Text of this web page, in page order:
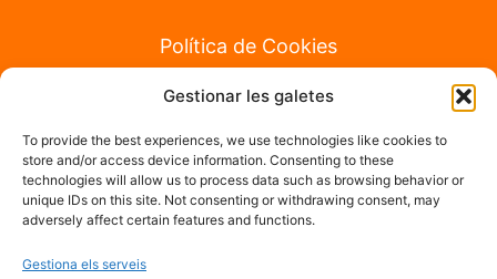
Gestionar les galetes
To provide the best experiences, we use technologies like cookies to
store and/or access device information. Consenting to these
technologies will allow us to process data such as browsing behavior or
unique IDs on this site. Not consenting or withdrawing consent, may
adversely affect certain features and functions.
Gestiona els serveis
Política de Cookies
Fabrica:
Crta.de La Seu Km 24. 25660
Alcoletge – Lleida
Tel –663 888 485